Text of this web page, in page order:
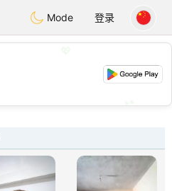
Suissi Mode 登录